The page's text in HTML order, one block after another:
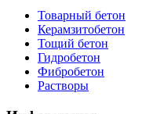
Товарный бетон
Керамзитобетон
Тощий бетон
Гидробетон
Фибробетон
Растворы